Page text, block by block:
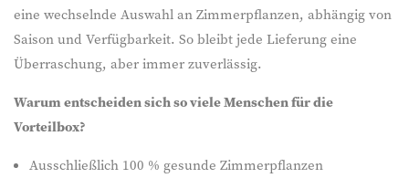
eine wechselnde Auswahl an Zimmerpflanzen, abhängig von
Saison und Verfügbarkeit. So bleibt jede Lieferung eine
Überraschung, aber immer zuverlässig.
Warum entscheiden sich so viele Menschen für die
Vorteilbox?
Ausschließlich 100 % gesunde Zimmerpflanzen